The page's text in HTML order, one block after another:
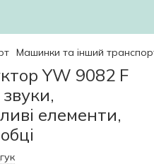
Машинки та інший
YW 9082 F
звуки,
елементи,